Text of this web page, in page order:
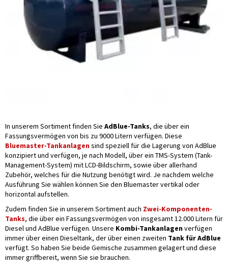
In unserem Sortiment finden Sie AdBlue-Tanks, die über ein
Fassungsvermögen von bis zu 9000 Litern verfügen. Diese
Bluemaster-Tankanlagen sind speziell für die Lagerung von AdBlue
konzipiert und verfügen, je nach Modell, über ein TMS-System (Tank-
Management-System) mit LCD-Bildschirm, sowie über allerhand
Zubehör, welches für die Nutzung benötigt wird. Je nachdem welche
Ausführung Sie wählen können Sie den Bluemaster vertikal oder
horizontal aufstellen.
Zudem finden Sie in unserem Sortiment auch Zwei-Komponenten-
Tanks, die über ein Fassungsvermögen von insgesamt 12.000 Litern für
Diesel und AdBlue verfügen. Unsere Kombi-Tankanlagenverfügen
immer über einen Dieseltank, der über einen zweiten Tank für AdBlue
verfügt. So haben Sie beide Gemische zusammen gelagert und diese
immer griffbereit, wenn Sie sie brauchen.